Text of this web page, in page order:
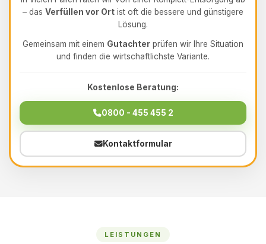
– das Verfüllen vor Ort ist oft die bessere und günstigere
Lösung.
Gemeinsam mit einem Gutachter prüfen wir Ihre Situation
und finden die wirtschaftlichste Variante.
Kostenlose Beratung:
0800 - 455 455 2
Kontaktformular
LEISTUNGEN